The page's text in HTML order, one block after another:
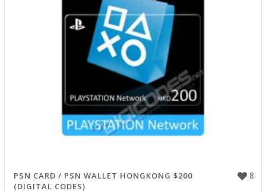
8
PSN CARD / PSN WALLET HONGKONG $200
(DIGITAL CODES)